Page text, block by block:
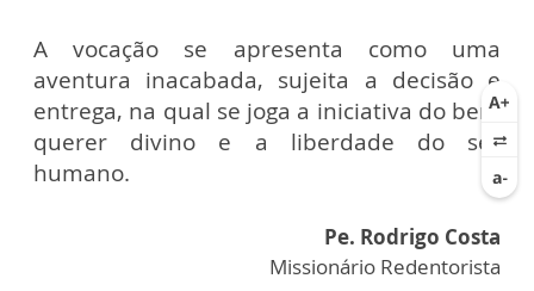
A vocação se apresenta como uma
aventura inacabada, sujeita a decisão e
entrega, na qual se joga a iniciativa do bem
querer divino e a liberdade do ser
humano.
Pe. Rodrigo Costa
Missionário Redentorista